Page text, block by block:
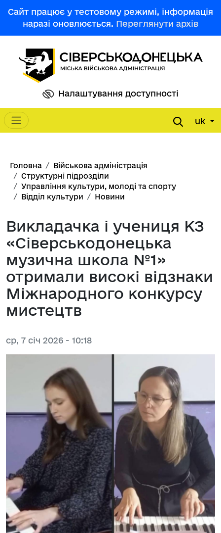
Сайт працює у тестовому режимі, інформація
наразі оновлюється. Переглянути архів
Налаштування доступності
Main navigation uk
Рядок навіґації
Головна
Військова адміністрація
Структурні підрозділи
Управління культури, молоді та спорту
Відділ культури
Новини
Викладачка і учениця КЗ
«Сіверськодонецька
музична школа №1»
отримали високі відзнаки
Міжнародного конкурсу
мистецтв
ср, 7 січ 2026 - 10:18